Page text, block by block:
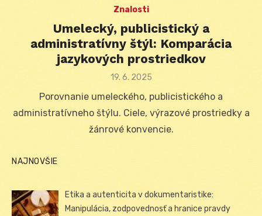
Znalosti
Umelecký, publicistický a
administratívny štýl: Komparácia
jazykových prostriedkov
Posted
19. 6. 2025
Porovnanie umeleckého, publicistického a
administratívneho štýlu. Ciele, výrazové prostriedky a
žánrové konvencie.
NAJNOVŠIE
Etika a autenticita v dokumentaristike:
Manipulácia, zodpovednosť a hranice pravdy